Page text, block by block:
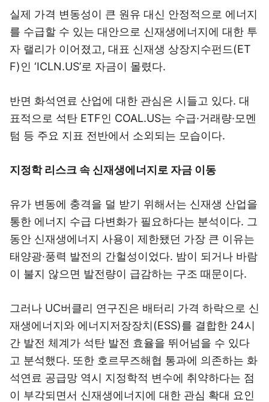
실제 가격 변동성이 큰 원유 대신 안정적으로 에너지
를 수급할 수 있는 대안으로 신재생에너지에 대한 투
자 랠리가 이어졌고, 대표 신재생 상장지수펀드(ET
F)인 ‘ICLN.US’로 자금이 몰렸다.
반면 화석연료 산업에 대한 관심은 시들고 있다. 대
표적으로 석탄 ETF인 COAL.US는 수급·거래량·모멘
텀 등 주요 지표 전반에서 소외되는 모습이다.
지정학 리스크 속 신재생에너지로 자금 이동
유가 변동에 충격을 덜 받기 위해서는 신재생 산업을
통한 에너지 수급 다변화가 필요하다는 분석이다. 그
동안 신재생에너지 사용이 제한됐던 가장 큰 이유는
태양광·풍력 발전의 간헐성이었다. 밤이 되거나 바람
이 불지 않으면 발전량이 급감하는 구조 때문이다.
그러나 UC버클리 연구진은 배터리 가격 하락으로 신
재생에너지와 에너지저장장치(ESS)를 결합한 24시
간 발전 체계가 석탄 발전 효율을 뛰어넘을 수 있다
고 분석했다. 또한 호르무즈해협 통과에 의존하는 화
석연료 공급망 역시 지정학적 변수에 취약하다는 점
이 부각되면서 신재생에너지에 대한 관심 확대 요인